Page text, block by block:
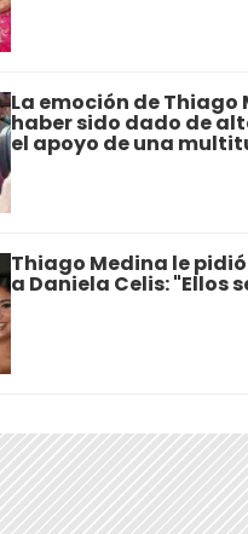
La emoción de
haber sido dado de
el apoyo de una
Thiago Medina le
a Daniela Celis: "Ellos